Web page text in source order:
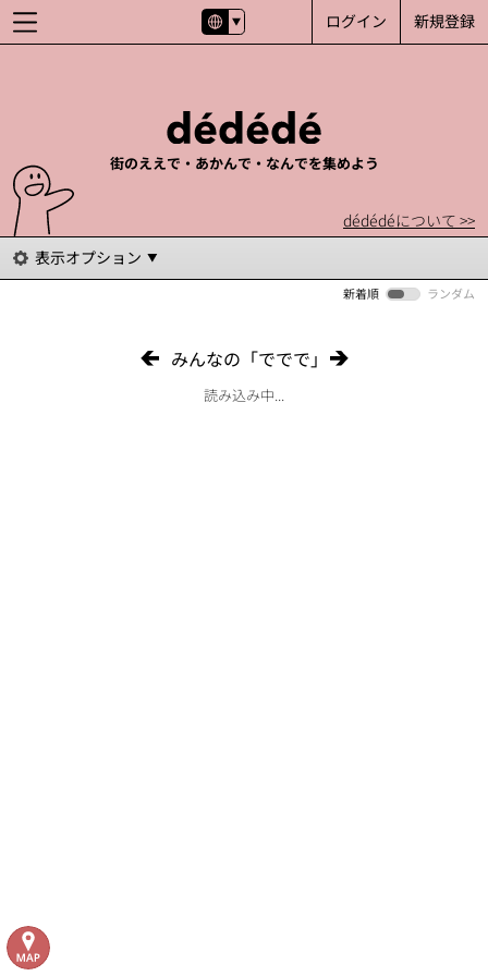
新規登録
ログイン
街のええで・あかんで・なんでを集めよう
dédédéについて >>
表示オプション
新着順 ランダム
みんなの「ででで」
読み込み中...